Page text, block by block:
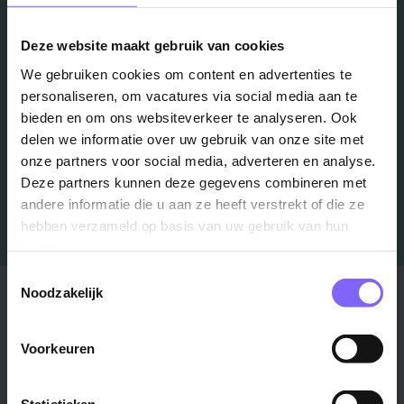
Deze website maakt gebruik van cookies
We gebruiken cookies om content en advertenties te
personaliseren, om vacatures via social media aan te
bieden en om ons websiteverkeer te analyseren. Ook
delen we informatie over uw gebruik van onze site met
onze partners voor social media, adverteren en analyse.
Deze partners kunnen deze gegevens combineren met
andere informatie die u aan ze heeft verstrekt of die ze
hebben verzameld op basis van uw gebruik van hun
Noodzakelijk
Voorkeuren
Schrijf je in en we houden je op de hoogte
Job Alert instellen
Stad